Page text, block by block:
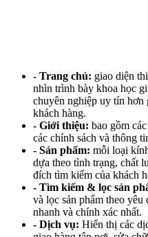
- Trang chủ: giao diện
nhìn trình bày khoa học
chuyên nghiệp uy tín
khách hàng.
- Giới thiệu: bao gồm
các chính sách và thông
- Sản phẩm: mỗi loại
dựa theo tình trạng, chất
đích tìm kiếm của khách
- Tìm kiếm & lọc sản
và lọc sản phẩm theo
nhanh và chính xác nhất.
- Dịch vụ: Hiển thị các